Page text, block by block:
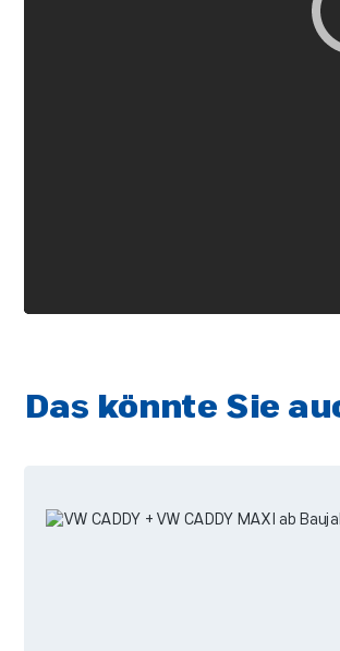
Das könnte Sie